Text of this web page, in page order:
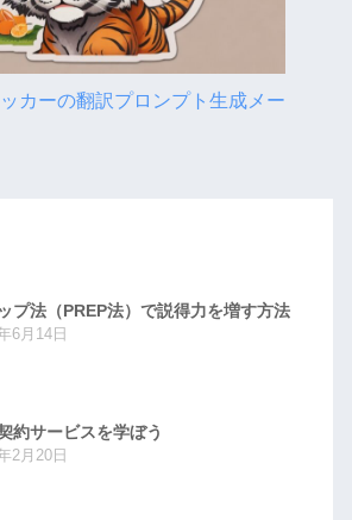
カーの翻訳プロンプト生成メー
プ法（PREP法）で説得力を増す方法
6月14日
約サービスを学ぼう
2月20日